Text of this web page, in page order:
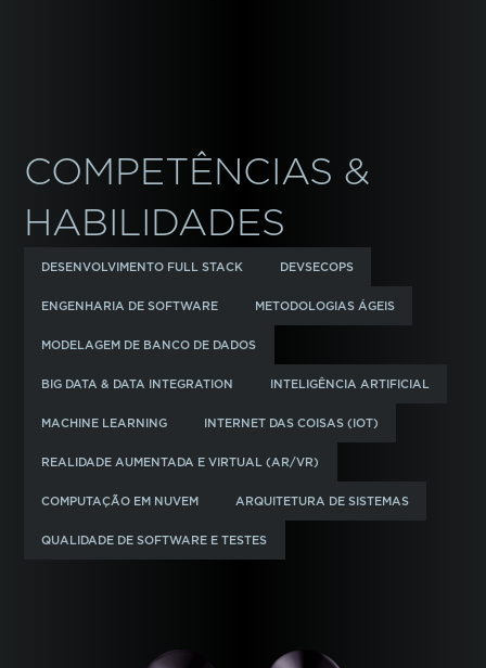
COMPETÊNCIAS &
HABILIDADES
DESENVOLVIMENTO FULL STACK DEVSECOPS
ENGENHARIA DE SOFTWARE METODOLOGIAS ÁGEIS
MODELAGEM DE BANCO DE DADOS
BIG DATA & DATA INTEGRATION INTELIGÊNCIA ARTIFICIAL
MACHINE LEARNING INTERNET DAS COISAS (IOT)
REALIDADE AUMENTADA E VIRTUAL (AR/VR)
COMPUTAÇÃO EM NUVEM ARQUITETURA DE SISTEMAS
QUALIDADE DE SOFTWARE E TESTES